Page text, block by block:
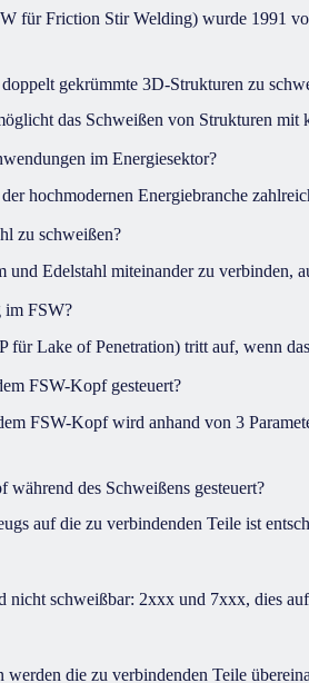
für Friction Stir Welding) wurde 1991
gekrümmte 3D-Strukturen zu
das Schweißen von Strukturen
im Energiesektor?
hochmodernen Energiebranche
zu schweißen?
und Edelstahl miteinander zu verbinden,
im FSW?
für Lake of Penetration) tritt auf, wenn
FSW-Kopf gesteuert?
FSW-Kopf wird anhand von 3
des Schweißens gesteuert?
auf die zu verbindenden Teile ist
nicht schweißbar: 2xxx und 7xxx, dies
die zu verbindenden Teile